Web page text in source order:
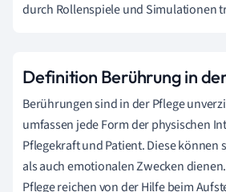
durch Rollenspiele und Simulationen
Definition Berührung in
Berührungen sind in der Pflege
umfassen jede Form der physischen
Pflegekraft und Patient. Diese
als auch emotionalen Zwecken
Pflege reichen von der Hilfe beim